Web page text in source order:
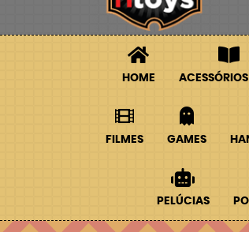
HOME
FILMES GAMES
PELÚCIAS